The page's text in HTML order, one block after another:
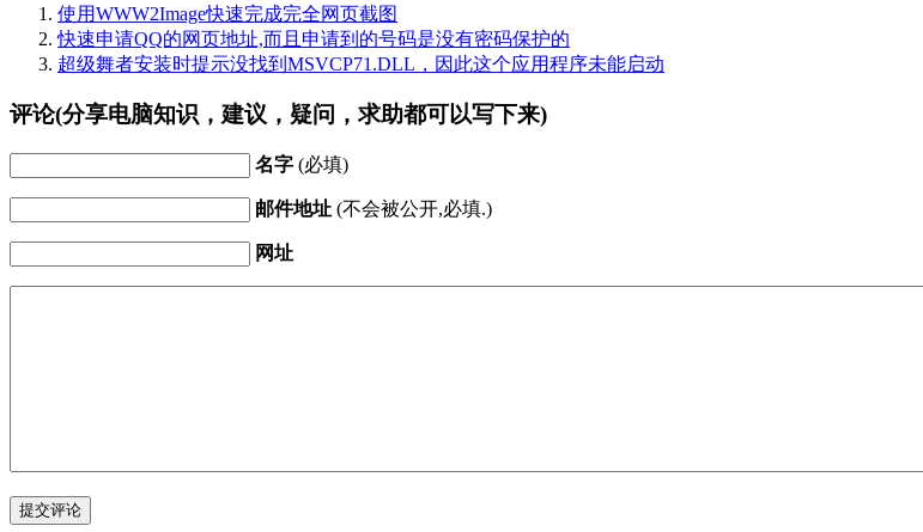
使用WWW2Image快速完成完全网页截图
快速申请QQ的网页地址,而且申请到的号码是没有密码保护的
超级舞者安装时提示没找到MSVCP71.DLL，因此这个应用程序未能启动
评论(分享电脑知识，建议，疑问，求助都可以写下来)
名字 (必填)
邮件地址 (不会被公开,必填.)
网址